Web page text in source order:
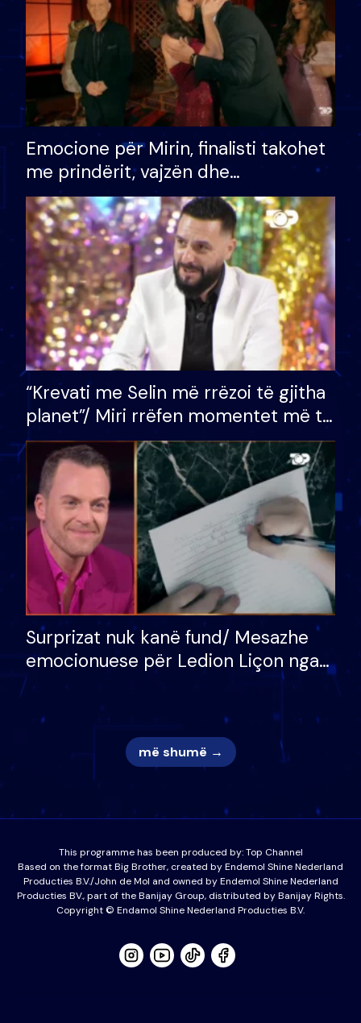
Emocione për Mirin, finalisti takohet
me prindërit, vajzën dhe
bashkëshorten: S’kemi ndonjë letër
divorci apo jo?
“Krevati me Selin më rrëzoi të gjitha
planet”/ Miri rrëfen momentet më të
bukura në shtëpinë e BB VIP: Do më
mungojë zilja e mëngjesit kur…
Surprizat nuk kanë fund/ Mesazhe
emocionuese për Ledion Liçon nga
nëna dhe fëmijët e tij, moderatori
më shumë →
This programme has been produced by:Top Channel
Based on the format Big Brother, created by Endemol Shine Nederland
Producties B.V./John de Mol and owned by Endemol Shine Nederland
Producties BV., part of the Banijay Group, distributed by Banijay Rights.
Copyright © Endamol Shine Nederland Producties B.V.